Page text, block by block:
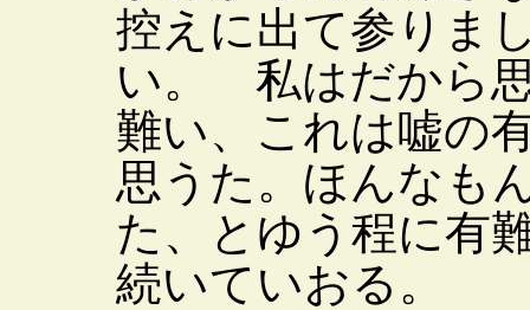
控えに出て参りま
い。 私はだから
難い、これは嘘の
思うた。ほんなも
た、とゆう程に有
続いていおる。